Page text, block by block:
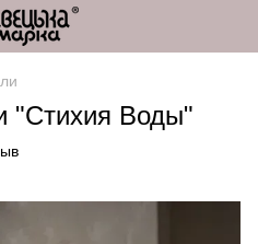
"Стихия Воды"